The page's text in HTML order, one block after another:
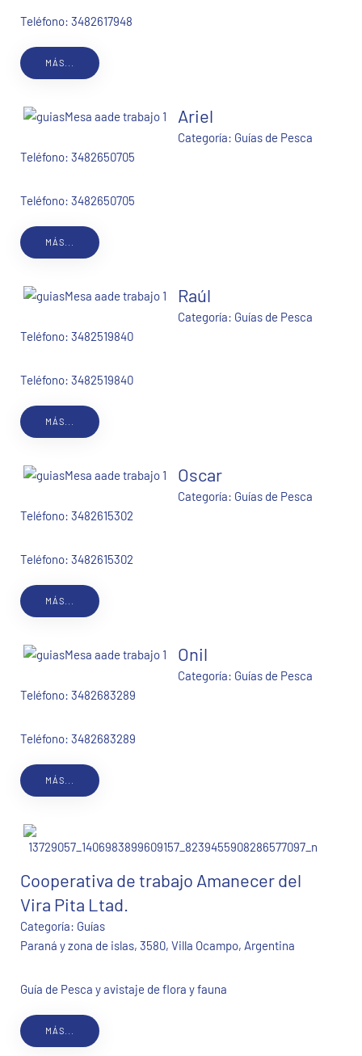
Teléfono: 3482617948
MÁS...
Ariel
Categoría: Guías de Pesca
Teléfono: 3482650705
Teléfono: 3482650705
MÁS...
Raúl
Categoría: Guías de Pesca
Teléfono: 3482519840
Teléfono: 3482519840
MÁS...
Oscar
Categoría: Guías de Pesca
Teléfono: 3482615302
Teléfono: 3482615302
MÁS...
Onil
Categoría: Guías de Pesca
Teléfono: 3482683289
Teléfono: 3482683289
MÁS...
Cooperativa de trabajo Amanecer del
Vira Pita Ltad.
Categoría: Guías
Paraná y zona de islas, 3580, Villa Ocampo, Argentina
Guía de Pesca y avistaje de flora y fauna
MÁS...